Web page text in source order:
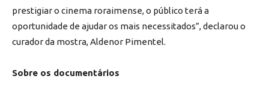
prestigiar o cinema roraimense, o público terá a
oportunidade de ajudar os mais necessitados”, declarou o
curador da mostra, Aldenor Pimentel.
Sobre os documentários